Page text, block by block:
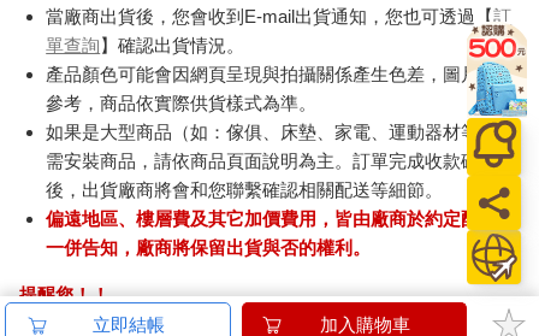
當廠商出貨後，您會收到E-mail出貨通知，您也可透過【訂
單查詢】確認出貨情況。
產品顏色可能會因網頁呈現與拍攝關係產生色差，圖片僅供
參考，商品依實際供貨樣式為準。
如果是大型商品（如：傢俱、床墊、家電、運動器材等）及
需安裝商品，請依商品頁面說明為主。訂單完成收款確認
後，出貨廠商將會和您聯繫確認相關配送等細節。
偏遠地區、樓層費及其它加價費用，皆由廠商於約定配送時
一併告知，廠商將保留出貨與否的權利。
提醒您！！
金石堂及銀行均不會請您操作ATM! 如接獲電話要求您前往
立即結帳 加入購物車